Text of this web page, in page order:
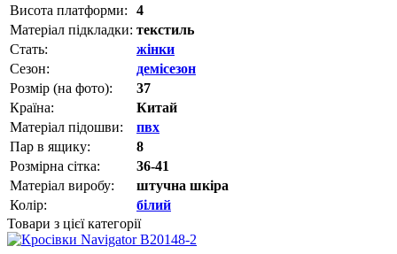
Висота платформи:
4
Матеріал підкладки: текстиль
Стать:
жінки
Сезон:
демісезон
Розмір (на фото):
37
Країна:
Китай
Матеріал підошви:
пвх
Пар в ящику:
8
Розмірна сітка:
36-41
Матеріал виробу:
штучна шкіра
Колір:
білий
Товари з цієї категорії